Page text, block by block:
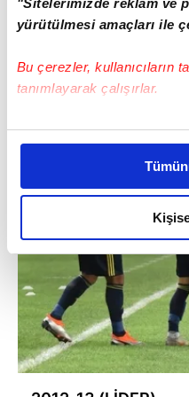
"Sitelerimizde reklam ve
yürütülmesi amaçları ile
Bu çerezler, kullanıcıların
tanımlayarak çalışırlar.
Bu çerezlere izin vermeniz
daha iyi reklam deneyimi
amacımızın size daha iyi
olduğunu ve sizlere en iyi
elimizden gelen çabayı
reklamların maliyetlerimizi
kalemimiz olduğunu sizlere
Her halükârda,
takdirde, kullanıcılara
gösterilmeyecektir."